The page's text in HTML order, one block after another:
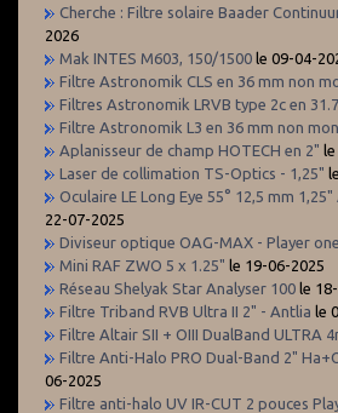
Cherche : Filtre solaire Baader
2026
Mak INTES M603, 150/1500 le 09-04-
Filtre Astronomik CLS en 36 mm non
Filtres Astronomik LRVB type 2c en
Filtre Astronomik L3 en 36 mm non
Aplanisseur de champ HOTECH en 2" le
Laser de collimation TS-Optics - 1,25"
Oculaire LE Long Eye 55° 12,5 mm
22-07-2025
Diviseur optique OAG-MAX - Player one
Mini RAF ZWO 5 x 1.25" le 19-06-2025
Réseau Shelyak Star Analyser 100 le
Filtre Triband RVB Ultra II 2" - Antlia le
Filtre Altair SII + OIII DualBand ULTRA
Filtre Anti-Halo PRO Dual-Band 2"
06-2025
Filtre anti-halo UV IR-CUT 2 pouces